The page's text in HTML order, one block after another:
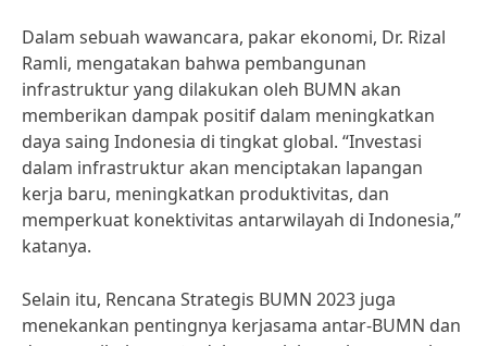
Dalam sebuah wawancara, pakar ekonomi, Dr. Rizal
Ramli, mengatakan bahwa pembangunan
infrastruktur yang dilakukan oleh BUMN akan
memberikan dampak positif dalam meningkatkan
daya saing Indonesia di tingkat global. “Investasi
dalam infrastruktur akan menciptakan lapangan
kerja baru, meningkatkan produktivitas, dan
memperkuat konektivitas antarwilayah di Indonesia,”
katanya.
Selain itu, Rencana Strategis BUMN 2023 juga
menekankan pentingnya kerjasama antar-BUMN dan